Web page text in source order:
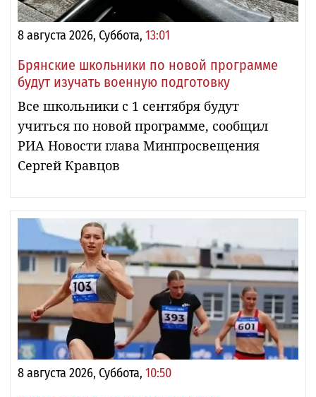
8 августа 2026, Суббота, 13:01
Брянские школьники по новой программе
будут изучать военную подготовку
Все школьники с 1 сентября будут
учиться по новой программе, сообщил
РИА Новости глава Минпросвещения
Сергей Кравцов
8 августа 2026, Суббота, 10:50